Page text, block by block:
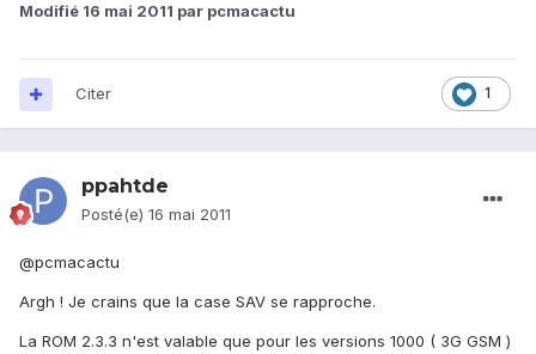
Modifié 16 mai 2011 par pcmacactu
1
Citer
ppahtde
Posté(e) 16 mai 2011
@pcmacactu
Argh ! Je crains que la case SAV se rapproche.
La ROM 2.3.3 n'est valable que pour les versions 1000 ( 3G GSM )